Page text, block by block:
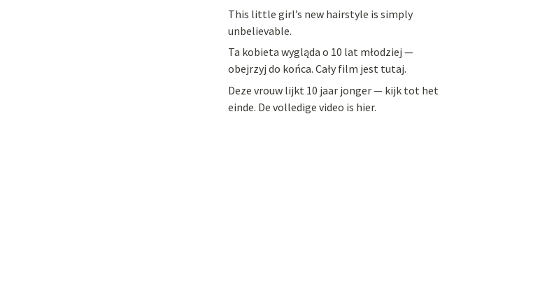
This little girl’s new hairstyle is simply
unbelievable.
Ta kobieta wygląda o 10 lat młodziej —
obejrzyj do końca. Cały film jest tutaj.
Deze vrouw lijkt 10 jaar jonger — kijk tot het
einde. De volledige video is hier.